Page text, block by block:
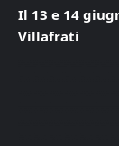
Il 13 e 14
Villafrati